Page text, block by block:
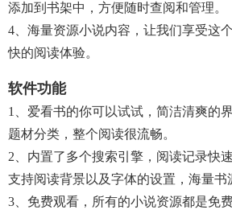
添加到书架中，方便随时查阅和管理。
4、海量资源小说内容，让我们享受这
快的阅读体验。
软件功能
1、爱看书的你可以试试，简洁清爽的
题材分类，整个阅读很流畅。
2、内置了多个搜索引擎，阅读记录快
支持阅读背景以及字体的设置，海量书
3、免费观看，所有的小说资源都是免